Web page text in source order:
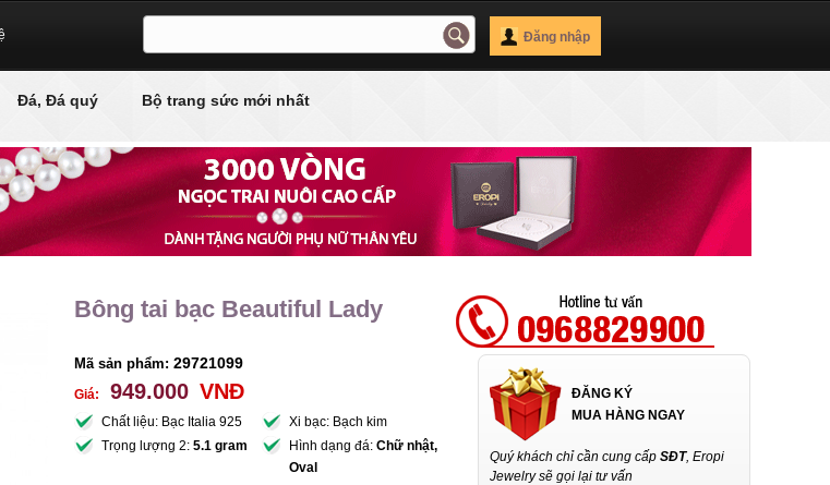
Đăng nhập
Đá, Đá quý Bộ trang sức mới nhất
Bông tai bạc Beautiful Lady
Mã sản phẩm: 29721099
Giá: 949.000 VNĐ
Chất liệu: Bạc Italia 925
Xi bạc: Bạch kim
Trọng lượng 2: 5.1 gram Hình dạng đá:Chữ nhật,
Oval
ĐĂNG KÝ
MUA HÀNG NGAY
Quý khách chỉ cần cung cấp SĐT, Eropi
Jewelry sẽ gọi lại tư vấn